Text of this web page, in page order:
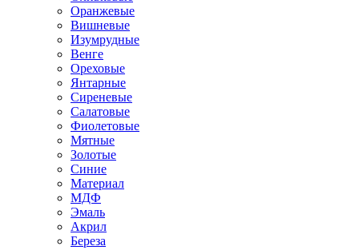
Оранжевые
Вишневые
Изумрудные
Венге
Ореховые
Янтарные
Сиреневые
Салатовые
Фиолетовые
Мятные
Золотые
Синие
Материал
МДФ
Эмаль
Акрил
Береза